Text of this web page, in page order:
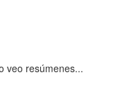
veo resúmenes...